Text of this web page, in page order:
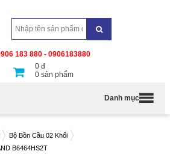
183 880 - 0906183880
0 đ
0 sản phẩm
Danh mục
Bộ Bồn Cầu 02 Khối
B6464HS2T